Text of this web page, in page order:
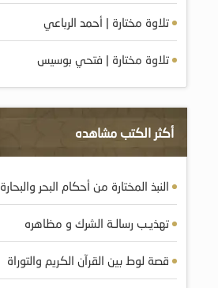
تلاوة مختارة | أحمد الرباعي
تلاوة مختارة | فتحي بوسيس
أكثر الكتب مشاهده
النبذ المختارة من أحكام البحر والبحارة
تهذيـب رسالـة الشرك و مظاهره
قصة لوط بين القرآن الكريم والتوراة